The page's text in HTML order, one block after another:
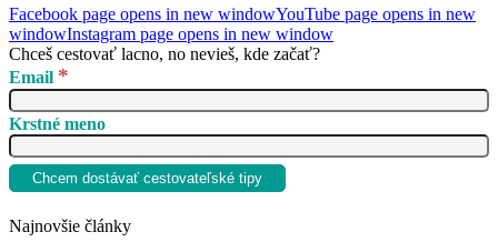
Facebook page opens in new windowYouTube page opens in new
windowInstagram page opens in new window
Chceš cestovať lacno, no nevieš, kde začať?
Email *
Krstné meno
Najnovšie články